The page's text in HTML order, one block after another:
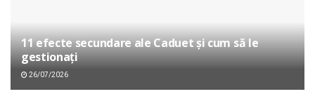
11 efecte secundare ale Caduet și cum să le
gestionați
26/07/2026